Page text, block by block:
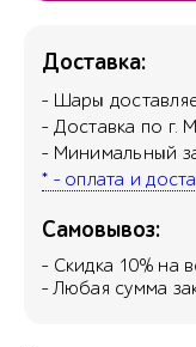
Доставка:
- Шары
- Доставка по г.
- Минимальный
* - оплата и
Самовывоз:
- Скидка 10% на
- Любая сумма